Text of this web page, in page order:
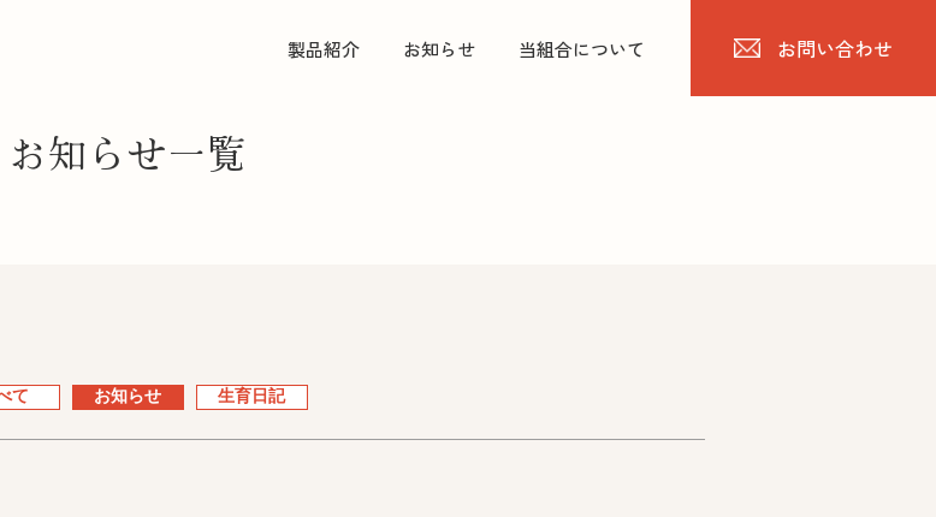
製品紹介 お知らせ 当組合について お問い合わせ
お知らせ一覧
て お知らせ 生育日記